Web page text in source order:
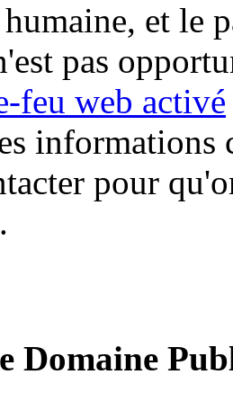
et le
pas
feu web activé
informations
pour
Domaine